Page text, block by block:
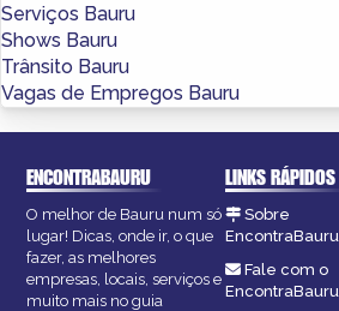
Serviços Bauru
Shows Bauru
Trânsito Bauru
Vagas de Empregos Bauru
ENCONTRABAURU
O melhor de Bauru num só
lugar! Dicas, onde ir, o que
fazer, as melhores
empresas, locais, serviços e
muito mais no guia
LINKS RÁPIDOS
Sobre
EncontraBauru
Fale com o
EncontraBauru